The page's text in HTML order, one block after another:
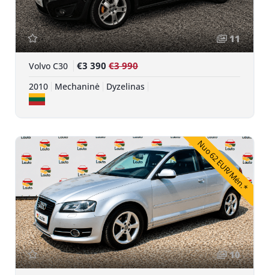
11
Volvo C30 €3 390 €3 990
2010 Mechaninė Dyzelinas
Nuo 62 EUR/Mėn.*
10